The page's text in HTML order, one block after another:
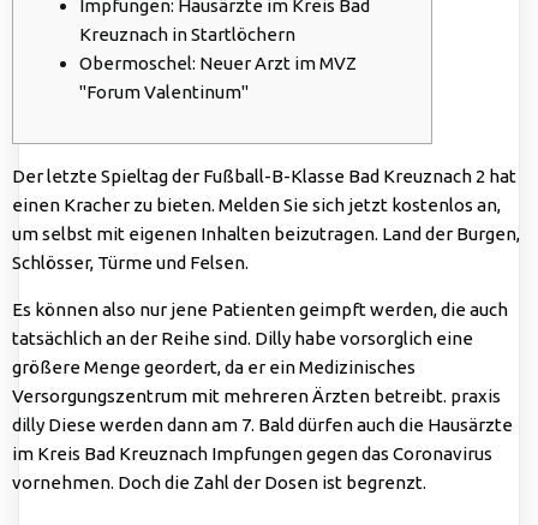
Impfungen: Hausärzte im Kreis Bad
Kreuznach in Startlöchern
Obermoschel: Neuer Arzt im MVZ
"Forum Valentinum"
Der letzte Spieltag der Fußball-B-Klasse Bad Kreuznach 2 hat
einen Kracher zu bieten. Melden Sie sich jetzt kostenlos an,
um selbst mit eigenen Inhalten beizutragen. Land der Burgen,
Schlösser, Türme und Felsen.
Es können also nur jene Patienten geimpft werden, die auch
tatsächlich an der Reihe sind. Dilly habe vorsorglich eine
größere Menge geordert, da er ein Medizinisches
Versorgungszentrum mit mehreren Ärzten betreibt. praxis
dilly Diese werden dann am 7. Bald dürfen auch die Hausärzte
im Kreis Bad Kreuznach Impfungen gegen das Coronavirus
vornehmen. Doch die Zahl der Dosen ist begrenzt.